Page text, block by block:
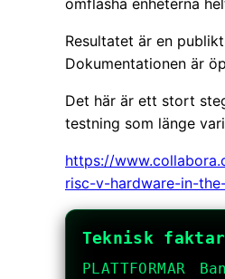
omflasha enheterna
Resultatet är en
Dokumentationen är
Det här är ett stort
testning som länge
https://
risc-v-hardware-in-
Teknisk
PLATTFORMAR